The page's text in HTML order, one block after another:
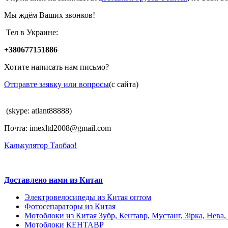
Мы ждём Ваших звонков!
Тел в Украине:
+380677151886
Хотите написать нам письмо?
Отправте заявку или вопросы(с сайта)
(skype: atlant88888)
Почта: imexltd2008@gmail.com
Калькулятор Таобао!
Доставлено нами из Китая
Электровелосипеды из Китая оптом
Фотосепараторы из Китая
Мотоблоки из Китая Зубр, Кентавр, Мустанг, Зiрка,
Мотоблоки КЕНТАВР